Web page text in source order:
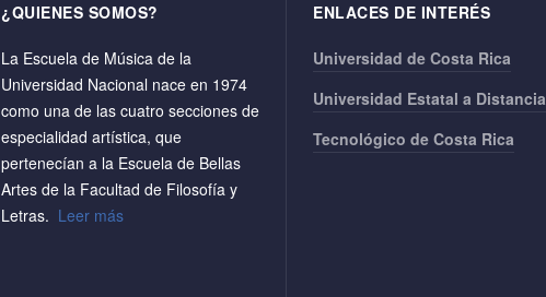
¿QUIENES SOMOS?
La Escuela de Música de la
Universidad Nacional nace en 1974
como una de las cuatro secciones de
especialidad artística, que
pertenecían a la Escuela de Bellas
Artes de la Facultad de Filosofía y
Letras. Leer más
ENLACES DE INTERÉS
Universidad de Costa Rica
Universidad Estatal a Distancia
Tecnológico de Costa Rica